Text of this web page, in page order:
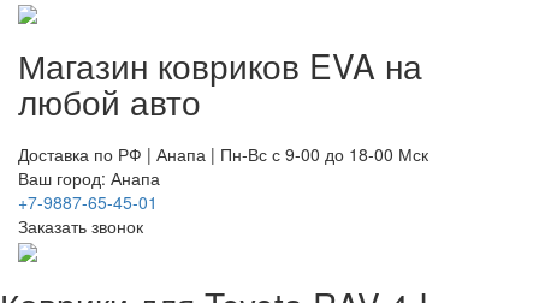
Магазин ковриков EVA ​на
любой авто
Доставка по РФ | Анапа | Пн-Вс с 9-00 до 18-00 Мск
Ваш город: Анапа
+7-9887-65-45-01
Заказать звонок